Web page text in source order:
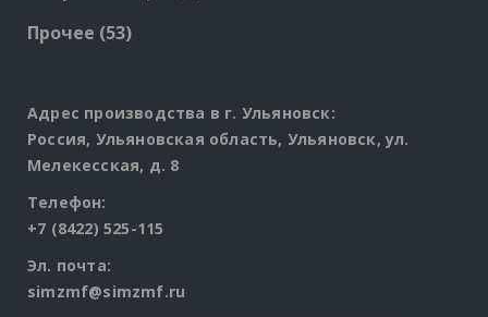
Прочее 5353
Адрес производства в г. Ульяновск:
Россия, Ульяновская область, Ульяновск, ул.
Мелекесская, д. 8
Телефон:
+7 (8422) 525-115
Эл. почта:
simzmf@simzmf.ru